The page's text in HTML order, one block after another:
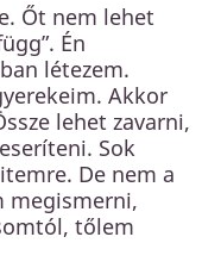
Őt nem lehet
Én
létezem.
Akkor
lehet zavarni,
Sok
De nem a
megismerni,
tőlem